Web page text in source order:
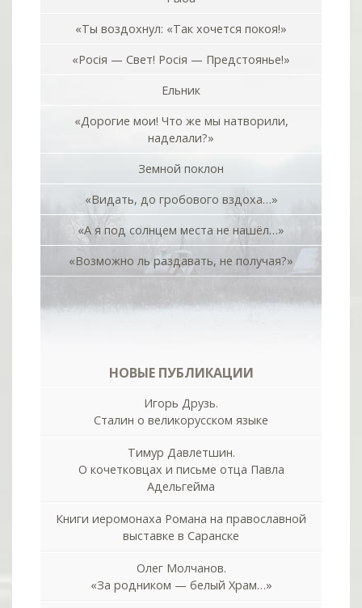
«Ты воздохнул: «Так хочется покоя!»
«Росiя — Свет! Росiя — Предстоянье!»
Ельник
«Дорогие мои! Что же мы натворили,
наделали?»
Земной поклон
«Видать, до гробового вздоха…»
«А я под солнцем места не нашёл…»
«Возможно ль раздавать, не получая?»
НОВЫЕ ПУБЛИКАЦИИ
Игорь Друзь.
Сталин о великорусском языке
Тимур Давлетшин.
О кочетковцах и письме отца Павла
Адельгейма
Книги иеромонаха Романа на православной
выставке в Саранске
Олег Молчанов.
«За родником — белый Храм…»